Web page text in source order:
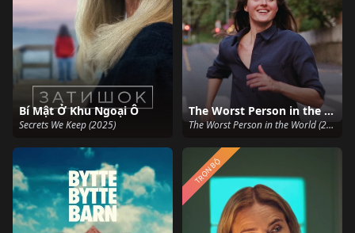
Bí Mật Ở Khu Ngoại Ô
Secrets We Keep (2025)
The Worst Person in the World
The Worst Person in the World (2021)
TRỌN BỘ